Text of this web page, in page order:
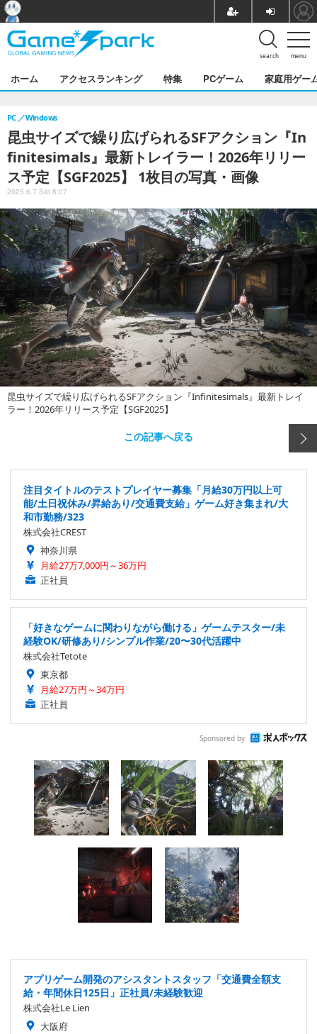
menu
search
ホーム アクセスランキング 特集 PCゲーム 家庭用ゲー
昆虫サイズで繰り広げられるSFアクション『In
finitesimals』最新トレイラー！2026年リリー
ス予定【SGF2025】 1枚目の写真・画像
PC Windows
2025.6.7 Sat 8:07
昆虫サイズで繰り広げられるSFアクション『Infinitesimals』最新トレイ
ラー！2026年リリース予定【SGF2025】
この記事へ戻る
注目タイトルのテストプレイヤー募集「月給30万円以上可
能/土日祝休み/昇給あり/交通費支給」ゲーム好き集まれ/大
和市勤務/323
株式会社CREST
神奈川県
月給27万7,000円～36万円
正社員
「好きなゲームに関わりながら働ける」ゲームテスター/未
経験OK/研修あり/シンプル作業/20〜30代活躍中
株式会社Tetote
東京都
月給27万円～34万円
正社員
Sponsored by
アプリゲーム開発のアシスタントスタッフ「交通費全額支
給・年間休日125日」正社員/未経験歓迎
株式会社Le Lien
大阪府